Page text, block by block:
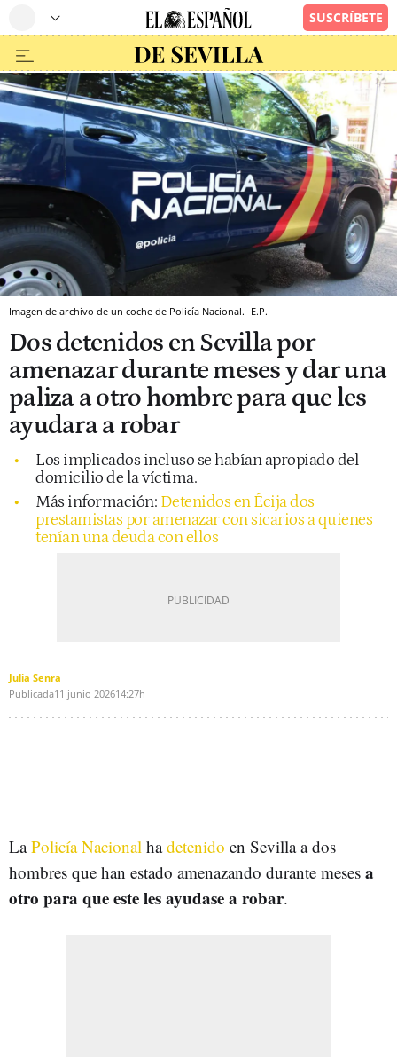
Imagen de archivo de un coche de Policía Nacional. E.P.
Dos detenidos en Sevilla por
amenazar durante meses y dar una
paliza a otro hombre para que les
ayudara a robar
Los implicados incluso se habían apropiado del
domicilio de la víctima.
Más información: Detenidos en Écija dos
prestamistas por amenazar con sicarios a quienes
tenían una deuda con ellos
Julia Senra
Publicada11 junio 202614:27h
LaPolicía Nacional hadetenido en Sevilla a dos
hombres que han estado amenazando durante meses a
otro para que este les ayudase a robar.